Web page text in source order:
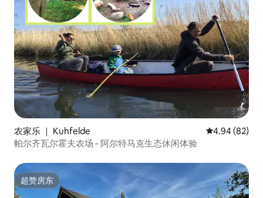
农家乐 ｜ Kuhfelde 平均评分 4.94
4.94 (82)
帕尔齐瓦尔霍夫农场 - 阿尔特马克生态休闲体验
超赞房东
超赞房东